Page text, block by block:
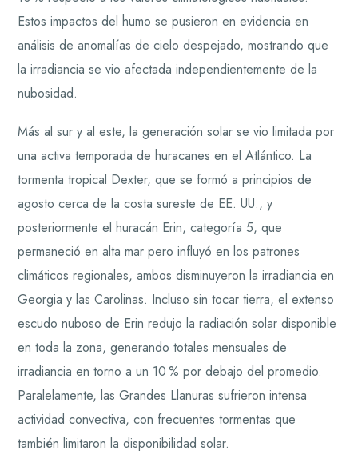
Estos impactos del humo se pusieron en evidencia en
análisis de anomalías de cielo despejado, mostrando que
la irradiancia se vio afectada independientemente de la
nubosidad.
Más al sur y al este, la generación solar se vio limitada por
una activa temporada de huracanes en el Atlántico. La
tormenta tropical Dexter, que se formó a principios de
agosto cerca de la costa sureste de EE. UU., y
posteriormente el huracán Erin, categoría 5, que
permaneció en alta mar pero influyó en los patrones
climáticos regionales, ambos disminuyeron la irradiancia en
Georgia y las Carolinas. Incluso sin tocar tierra, el extenso
escudo nuboso de Erin redujo la radiación solar disponible
en toda la zona, generando totales mensuales de
irradiancia en torno a un 10 % por debajo del promedio.
Paralelamente, las Grandes Llanuras sufrieron intensa
actividad convectiva, con frecuentes tormentas que
también limitaron la disponibilidad solar.